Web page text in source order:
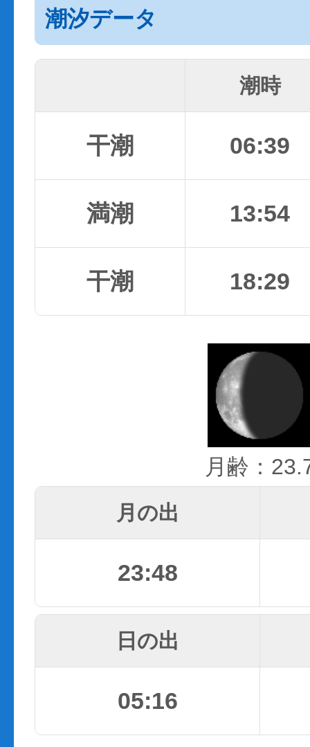
潮汐データ
潮時
干潮 06:39
満潮 13:54
干潮 18:29
月齢：
月の出
23:48
日の出
05:16